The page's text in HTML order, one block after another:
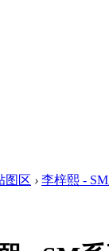
图区 › 李梓熙 -